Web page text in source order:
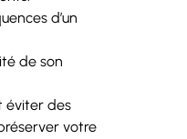
d’un
de son
éviter des
votre